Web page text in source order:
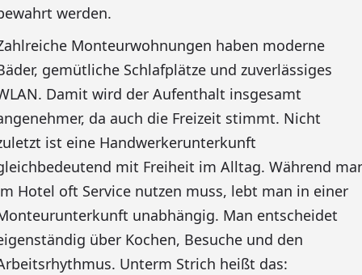
werden.
Monteurwohnungen haben moderne
gemütliche Schlafplätze und zuverlässiges
Damit wird der Aufenthalt insgesamt
da auch die Freizeit stimmt. Nicht
ist eine Handwerkerunterkunft
mit Freiheit im Alltag. Während
Hotel oft Service nutzen muss, lebt man in einer
unabhängig. Man entscheidet
über Kochen, Besuche und den
Unterm Strich heißt das: